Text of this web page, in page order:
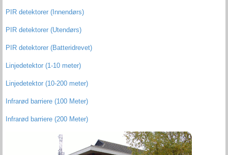
PIR detektorer (Innendørs)
PIR detektorer (Utendørs)
PIR detektorer (Batteridrevet)
Linjedetektor (1-10 meter)
Linjedetektor (10-200 meter)
Infrarød barriere (100 Meter)
Infrarød barriere (200 Meter)